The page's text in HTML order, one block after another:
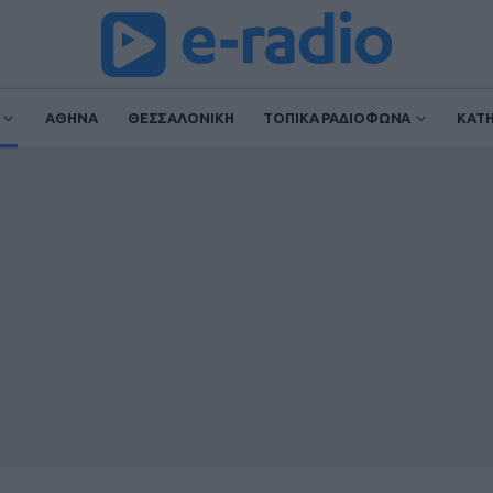
ΑΘΗΝΑ ΘΕΣΣΑΛΟΝΙΚΗ ΤΟΠΙΚΑ ΡΑΔΙΟΦΩΝΑ